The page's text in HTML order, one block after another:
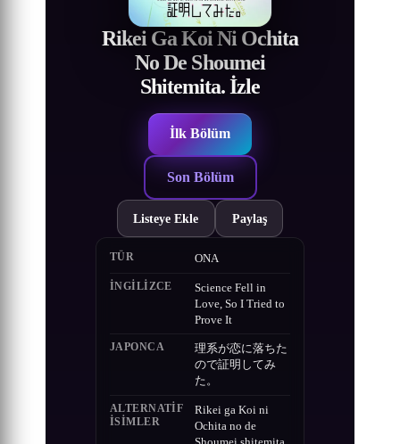
Rikei Ga Koi Ni Ochita
No De Shoumei
Shitemita. İzle
İlk Bölüm
Son Bölüm
Listeye Ekle Paylaş
TÜR ONA
İNGILIZCE
Science Fell in
Love, So I Tried to
Prove It
JAPONCA
理系が恋に落ちた
ので証明してみ
た。
ALTERNATIF
ISIMLER
Rikei ga Koi ni
Ochita no de